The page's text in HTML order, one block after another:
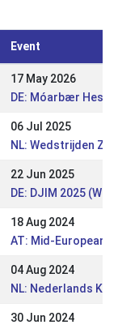
Event
17 May 2026
DE: Móarbær
06 Jul 2025
NL: Wedstrijden Zuid
22 Jun 2025
DE: DJIM 2025 (WR)
18 Aug 2024
AT: Mid-European
04 Aug 2024
NL: Nederlands
30 Jun 2024